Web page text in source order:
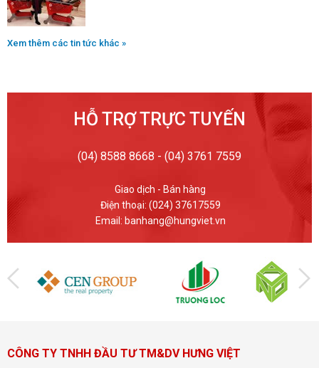
Xem thêm các tin tức khác »
HỖ TRỢ TRỰC TUYẾN
(04) 8588 8668 - (04) 3761 7559
Giao dịch - Bán hàng
Điện thoại: (024) 37617559
Email: banhang@hungviet.vn
CÔNG TY TNHH ĐẦU TƯ TM&DV HƯNG VIỆT